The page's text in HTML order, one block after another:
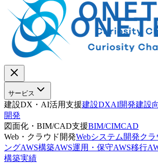
サービス
建設DX・AI活用支援建設DXAI開発建設
開発
図面化・BIM/CAD支援BIM/CIMCAD
Web・クラウド開発Webシステム開発ク
ングAWS構築AWS運用・保守AWS移行
構築実績